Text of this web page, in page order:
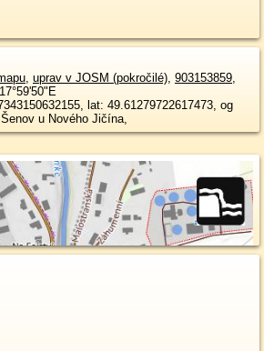
, uprav v JOSM (pokročilé), 903153859,
17°59'50"E
lat: 49.61279722617473, og
u Nového Jičína,